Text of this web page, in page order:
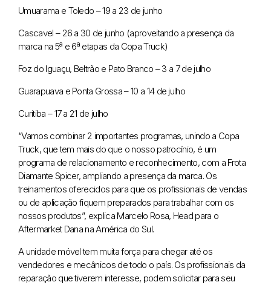
Umuarama e Toledo – 19 a 23 de junho
Cascavel – 26 a 30 de junho (aproveitando a presença da
marca na 5ª e 6ª etapas da Copa Truck)
Foz do Iguaçu, Beltrão e Pato Branco – 3 a 7 de julho
Guarapuava e Ponta Grossa – 10 a 14 de julho
Curitiba – 17 a 21 de julho
“Vamos combinar 2 importantes programas, unindo a Copa
Truck, que tem mais do que o nosso patrocínio, é um
programa de relacionamento e reconhecimento, com a Frota
Diamante Spicer, ampliando a presença da marca. Os
treinamentos oferecidos para que os profissionais de vendas
ou de aplicação fiquem preparados para trabalhar com os
nossos produtos”, explica Marcelo Rosa, Head para o
Aftermarket Dana na América do Sul.
A unidade móvel tem muita força para chegar até os
vendedores e mecânicos de todo o país. Os profissionais da
reparação que tiverem interesse, podem solicitar para seu